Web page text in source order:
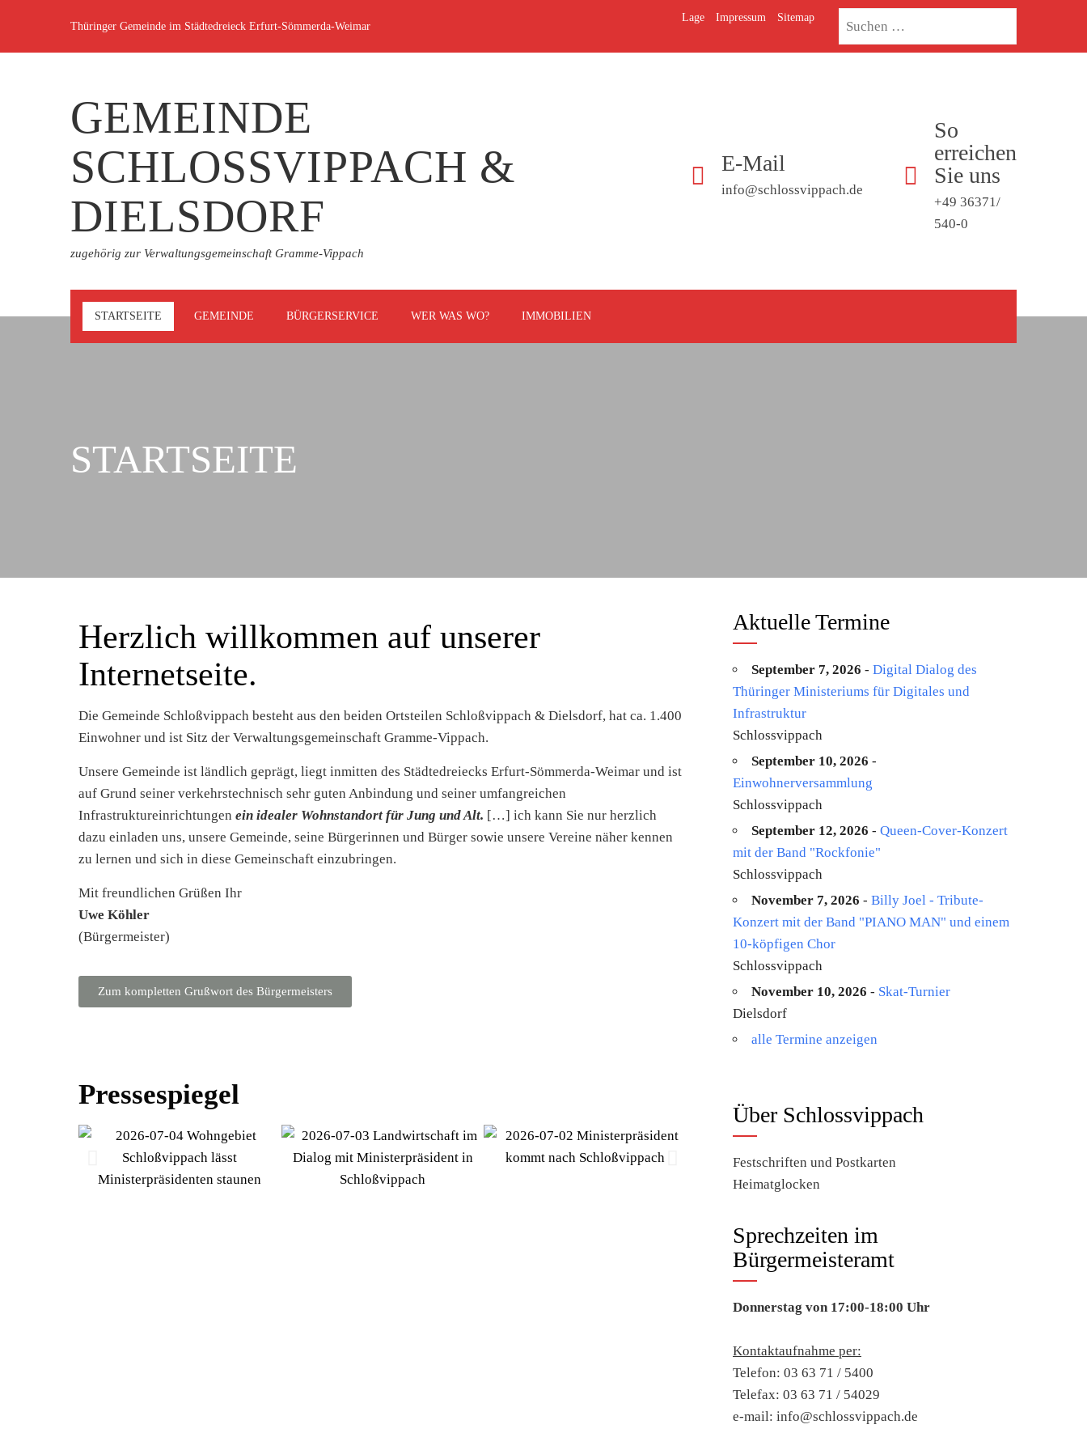
Thüringer Gemeinde im Städtedreieck Erfurt-Sömmerda-Weimar
Lage Impressum Sitemap
GEMEINDE
SCHLOSSVIPPACH &
DIELSDORF
zugehörig zur Verwaltungsgemeinschaft Gramme-Vippach
E-Mail
info@schlossvippach.de
So
erreichen
Sie uns
+49 36371/
540-0
STARTSEITE GEMEINDE BÜRGERSERVICE WER WAS WO? IMMOBILIEN
STARTSEITE
Herzlich willkommen auf unserer
Internetseite.
Die Gemeinde Schloßvippach besteht aus den beiden Ortsteilen Schloßvippach & Dielsdorf, hat ca. 1.400
Einwohner und ist Sitz der Verwaltungsgemeinschaft Gramme-Vippach.
Unsere Gemeinde ist ländlich geprägt, liegt inmitten des Städtedreiecks Erfurt-Sömmerda-Weimar und ist
auf Grund seiner verkehrstechnisch sehr guten Anbindung und seiner umfangreichen
Infrastruktureinrichtungen ein idealer Wohnstandort für Jung und Alt. […] ich kann Sie nur herzlich
dazu einladen uns, unsere Gemeinde, seine Bürgerinnen und Bürger sowie unsere Vereine näher kennen
zu lernen und sich in diese Gemeinschaft einzubringen.
Mit freundlichen Grüßen Ihr
Uwe Köhler
(Bürgermeister)
Zum kompletten Grußwort des Bürgermeisters
Pressespiegel
Aktuelle Termine
September 7, 2026 - Digital Dialog des
Thüringer Ministeriums für Digitales und
Infrastruktur
Schlossvippach
September 10, 2026 -
Einwohnerversammlung
Schlossvippach
September 12, 2026 - Queen-Cover-Konzert
mit der Band "Rockfonie"
Schlossvippach
November 7, 2026 - Billy Joel - Tribute-
Konzert mit der Band "PIANO MAN" und einem
10-köpfigen Chor
Schlossvippach
November 10, 2026 - Skat-Turnier
Dielsdorf
alle Termine anzeigen
Über Schlossvippach
Festschriften und Postkarten
Heimatglocken
Sprechzeiten im
Bürgermeisteramt
Donnerstag von 17:00-18:00 Uhr
Kontaktaufnahme per:
Telefon: 03 63 71 / 5400
Telefax: 03 63 71 / 54029
e-mail: info@schlossvippach.de